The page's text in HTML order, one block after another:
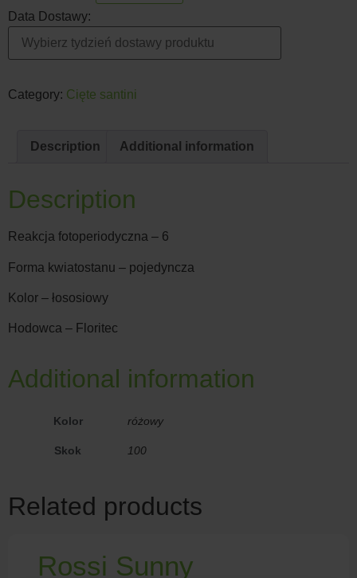
Data Dostawy:
Category: Cięte santini
Description Additional information
Description
Reakcja fotoperiodyczna – 6
Forma kwiatostanu – pojedyncza
Kolor – łososiowy
Hodowca – Floritec
Additional information
Kolor różowy
Skok 100
Related products
Rossi Sunny